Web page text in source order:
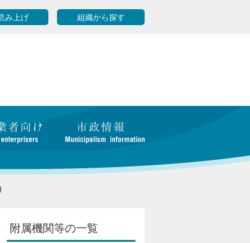
み上げ 組織から探す
附属機関等の一覧